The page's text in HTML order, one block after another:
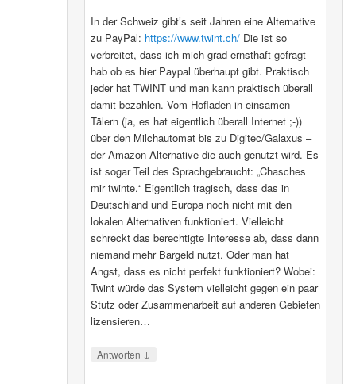
In der Schweiz gibt’s seit Jahren eine Alternative
zu PayPal: https://www.twint.ch/Die ist so
verbreitet, dass ich mich grad ernsthaft gefragt
hab ob es hier Paypal überhaupt gibt. Praktisch
jeder hat TWINT und man kann praktisch überall
damit bezahlen. Vom Hofladen in einsamen
Tälern (ja, es hat eigentlich überall Internet ;-))
über den Milchautomat bis zu Digitec/Galaxus –
der Amazon-Alternative die auch genutzt wird. Es
ist sogar Teil des Sprachgebraucht: „Chasches
mir twinte.“ Eigentlich tragisch, dass das in
Deutschland und Europa noch nicht mit den
lokalen Alternativen funktioniert. Vielleicht
schreckt das berechtigte Interesse ab, dass dann
niemand mehr Bargeld nutzt. Oder man hat
Angst, dass es nicht perfekt funktioniert? Wobei:
Twint würde das System vielleicht gegen ein paar
Stutz oder Zusammenarbeit auf anderen Gebieten
lizensieren…
Antworten ↓